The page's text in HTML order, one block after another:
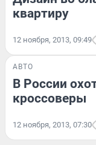
квартиру
12 ноября, 2013, 09:49
АВТО
В России
кроссоверы
12 ноября, 2013, 07:30